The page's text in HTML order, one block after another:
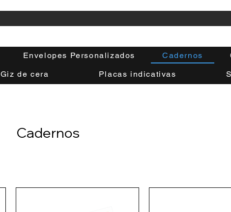
Envelopes Personalizados Cadernos
Giz de cera Placas indicativas
Cadernos